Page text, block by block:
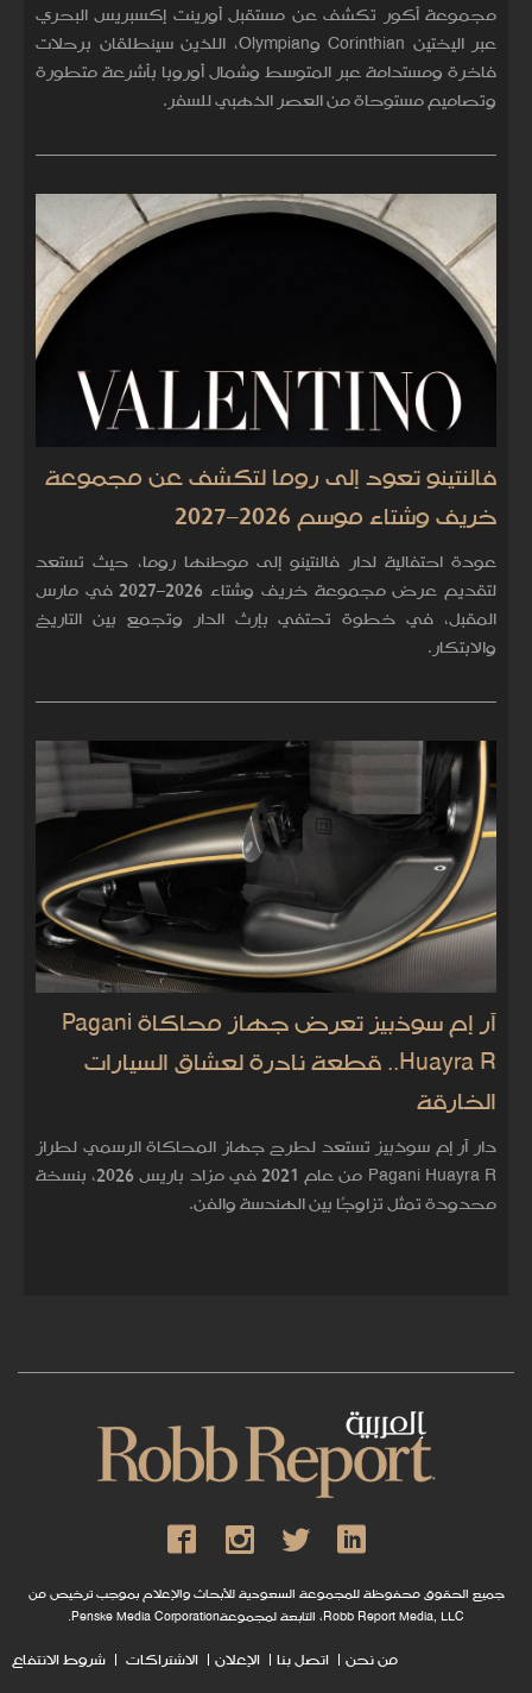
مجموعة أكور تكشف عن مستقبل أورينت إكسبريس البحري
عبر اليختين Corinthian وOlympian، اللذين سينطلقان برحلات
فاخرة ومستدامة عبر المتوسط وشمال أوروبا بأشرعة متطورة
وتصاميم مستوحاة من العصر الذهبي للسفر.
فالنتينو تعود إلى روما لتكشف عن مجموعة
خريف وشتاء موسم 2026–2027
عودة احتفالية لدار فالنتينو إلى موطنها روما، حيث تستعد
لتقديم عرض مجموعة خريف وشتاء 2026–2027 في مارس
المقبل، في خطوة تحتفي بإرث الدار وتجمع بين التاريخ
والابتكار.
آر إم سوذبيز تعرض جهاز محاكاة Pagani
Huayra R.. قطعة نادرة لعشاق السيارات
الخارقة
دار آر إم سوذبيز تستعد لطرح جهاز المحاكاة الرسمي لطراز
Pagani Huayra R من عام 2021 في مزاد باريس 2026، بنسخة
محدودة تمثل تزاوجًا بين الهندسة والفن.
جميع الحقوق محفوظة للمجموعة السعودية للأبحاث والإعلام بموجب ترخيص من
Robb Report Media, LLC، التابعة لمجموعةPenske Media Corporation.
من نحن اتصل بنا الإعلان الاشتراكات شروط الانتفاع